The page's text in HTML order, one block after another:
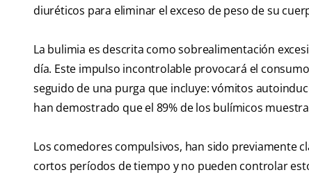
diuréticos para eliminar el exceso de peso de su
La bulimia es descrita como sobrealimentación
día. Este impulso incontrolable provocará el
seguido de una purga que incluye: vómitos
han demostrado que el 89% de los bulímicos
Los comedores compulsivos, han sido previamente
cortos períodos de tiempo y no pueden controlar